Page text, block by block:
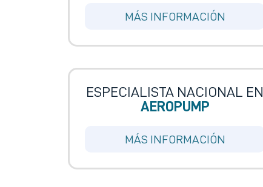
MÁS INFORMACIÓN
ESPECIALISTA NACIONAL EN
AEROPUMP
MÁS INFORMACIÓN